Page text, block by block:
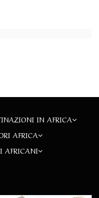
IN AFRICA
AFRICA
AFRICANI